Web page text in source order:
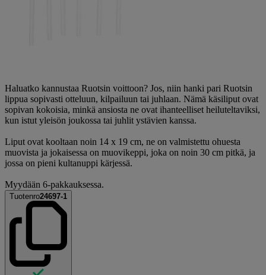
Haluatko kannustaa Ruotsin voittoon? Jos, niin hanki pari Ruotsin
lippua sopivasti otteluun, kilpailuun tai juhlaan. Nämä käsiliput ovat
sopivan kokoisia, minkä ansiosta ne ovat ihanteelliset heiluteltaviksi,
kun istut yleisön joukossa tai juhlit ystävien kanssa.
Liput ovat kooltaan noin 14 x 19 cm, ne on valmistettu ohuesta
muovista ja jokaisessa on muovikeppi, joka on noin 30 cm pitkä, ja
jossa on pieni kultanuppi kärjessä.
Myydään 6-pakkauksessa.
Tuotenro24697-1